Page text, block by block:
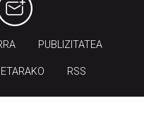
PUBLIZITATEA
RSS